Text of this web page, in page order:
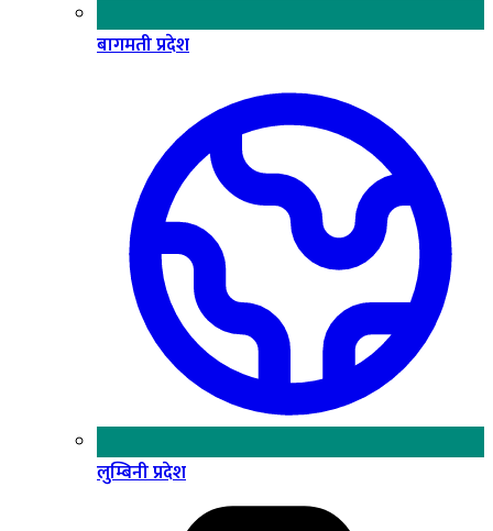
बागमती प्रदेश
लुम्बिनी प्रदेश